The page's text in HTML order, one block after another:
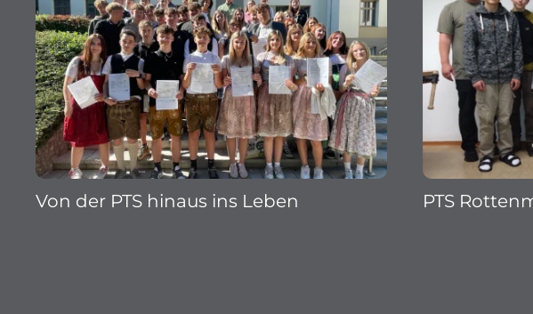
Von der PTS hinaus ins Leben PTS